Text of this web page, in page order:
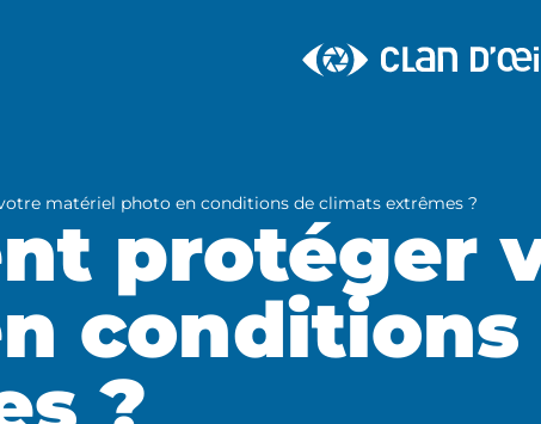
matériel photo en conditions de climats extrêmes ?
protéger